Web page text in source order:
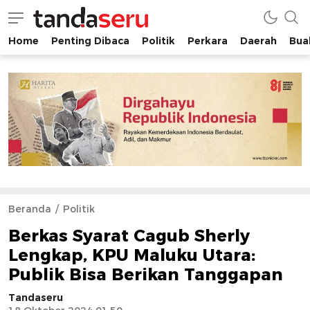
tandaseru.com | Penting Dibaca
tandaseru.com
Home Penting Dibaca Politik Perkara Daerah
Beranda Politik
Berkas Syarat Cagub Sherly
Lengkap, KPU Maluku Utara:
Publik Bisa Berikan Tanggapan
Tandaseru